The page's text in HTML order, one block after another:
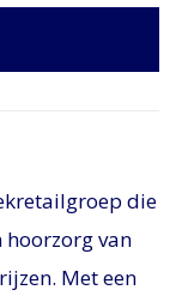
die
hoorzorg van
Met een